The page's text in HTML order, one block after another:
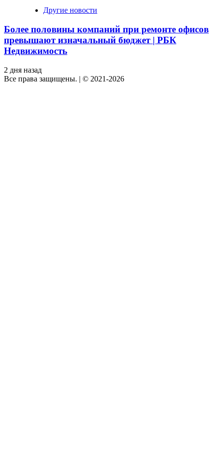
Другие новости
Более половины компаний при ремонте офисов
превышают изначальный бюджет | РБК
Недвижимость
2 дня назад
Все права защищены. | © 2021-2026